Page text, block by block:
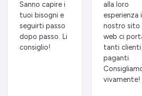
Sanno capire i
tuoi bisogni e
seguirti passo
dopo passo. Li
consiglio!
alla loro
esperienza
nostro sito
web ci
tanti clienti
paganti.
vivamente!